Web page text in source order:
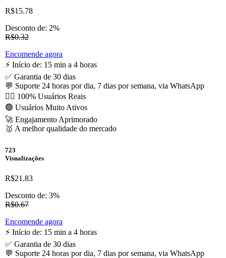
R$15.78
Desconto de: 2%
R$0.32
Encomende agora
⚡️ Início de: 15 min a 4 horas
✅ Garantia de 30 dias
💬 Suporte 24 horas por dia, 7 dias por semana, via WhatsApp
🙋‍♂️ 100% Usuários Reais
🟢 Usuários Muito Ativos
🚀 Engajamento Aprimorado
🥇 A melhor qualidade do mercado
723
Visualizações
R$21.83
Desconto de: 3%
R$0.67
Encomende agora
⚡️ Início de: 15 min a 4 horas
✅ Garantia de 30 dias
💬 Suporte 24 horas por dia, 7 dias por semana, via WhatsApp